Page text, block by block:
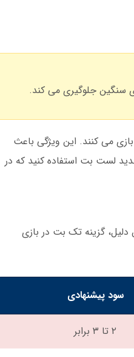
بازی می کنند. این ویژگی باعث
لست بت استفاده کنید که در
گزینه تک بت در بازی
سود پیشنهادی
۲ تا ۳ برابر